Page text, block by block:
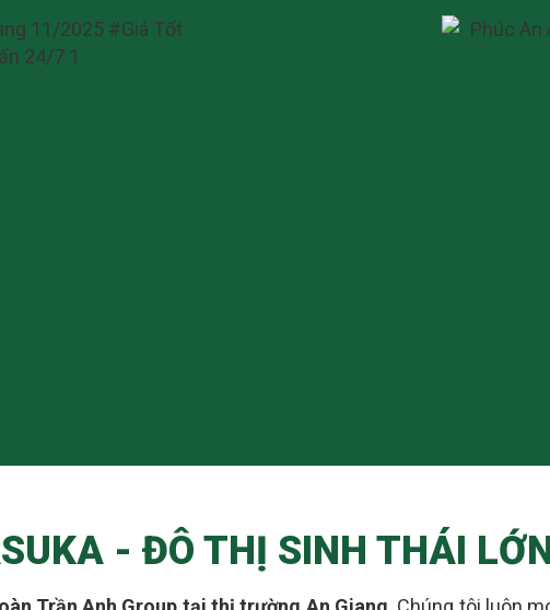
- ĐÔ THỊ SINH THÁI